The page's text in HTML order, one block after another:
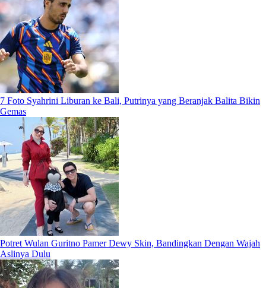
7 Foto Syahrini Liburan ke Bali, Putrinya yang Beranjak Balita Bikin
Gemas
Potret Wulan Guritno Pamer Dewy Skin, Bandingkan Dengan Wajah
Aslinya Dulu